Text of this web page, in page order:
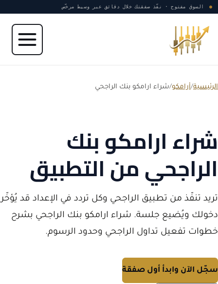
انتقل إلى المحتوى
● السوق مفتوح · نفّذ صفقتك خلال دقائق عبر وسيط مرخّص
الرئيسية/أرامكو/شراء ارامكو بنك الراجحي
شراء ارامكو بنك
الراجحي من التطبيق
تريد تنفّذ من تطبيق الراجحي وكل تردد في الإعداد قد يُؤخّر
دخولك ويُضيع جلسة. شراء ارامكو بنك الراجحي بشرح
خطوات تفعيل تداول الراجحي وحدود الرسوم.
سجّل الآن وابدأ أول صفقة